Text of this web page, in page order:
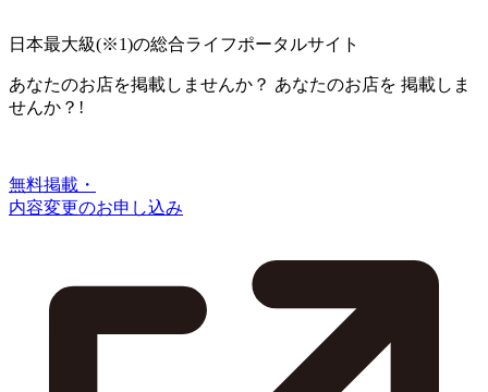
日本最大級(※1)の総合ライフポータルサイト
あなたのお店を掲載しませんか？ あなたのお店を 掲載しま
せんか？!
無料掲載・
内容変更のお申し込み